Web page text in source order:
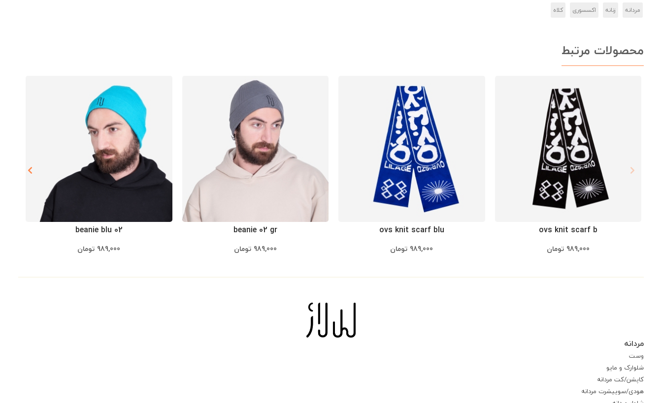
مردانه زنانه اکسسوری کلاه
محصولات مرتبط
ovs knit scarf b
989,000 تومان
ovs knit scarf blu
989,000 تومان
beanie 02 gr
989,000 تومان
beanie blu 02
989,000 تومان
مردانه
وست
شلوارک و مایو
کاپشن/کت مردانه
هودی/سوییشرت مردانه